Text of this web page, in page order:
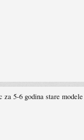
5-6 godina stare